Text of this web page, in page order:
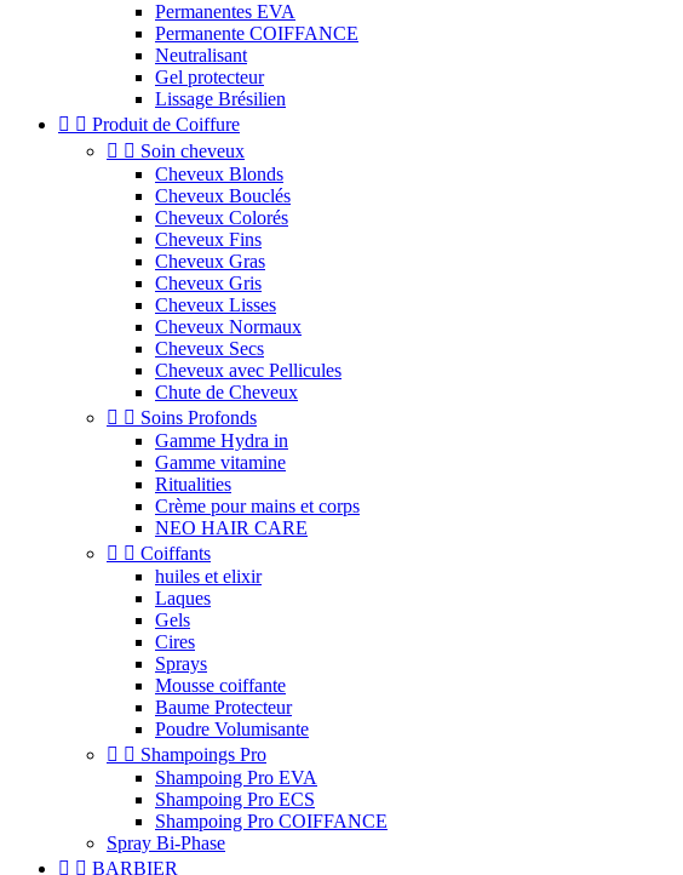
Permanentes EVA
Permanente COIFFANCE
Neutralisant
Gel protecteur
Lissage Brésilien
  Produit de Coiffure
  Soin cheveux
Cheveux Blonds
Cheveux Bouclés
Cheveux Colorés
Cheveux Fins
Cheveux Gras
Cheveux Gris
Cheveux Lisses
Cheveux Normaux
Cheveux Secs
Cheveux avec Pellicules
Chute de Cheveux
  Soins Profonds
Gamme Hydra in
Gamme vitamine
Ritualities
Crème pour mains et corps
NEO HAIR CARE
  Coiffants
huiles et elixir
Laques
Gels
Cires
Sprays
Mousse coiffante
Baume Protecteur
Poudre Volumisante
  Shampoings Pro
Shampoing Pro EVA
Shampoing Pro ECS
Shampoing Pro COIFFANCE
Spray Bi-Phase
  BARBIER